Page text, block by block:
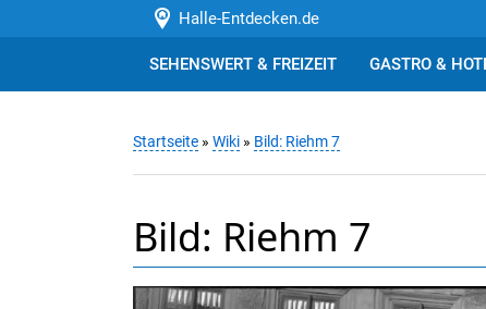
Halle-Entdecken.de
SEHENSWERT & FREIZEIT GASTRO &
Startseite » Wiki » Bild: Riehm 7
Bild: Riehm 7